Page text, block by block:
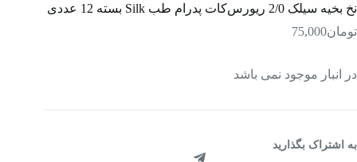
نخ بخیه سیلک 2/0 ریورس‌کات پدرام طب Silk بسته 12 عددی
تومان75,000
در انبار موجود نمی باشد
به اشتراک بگذارید